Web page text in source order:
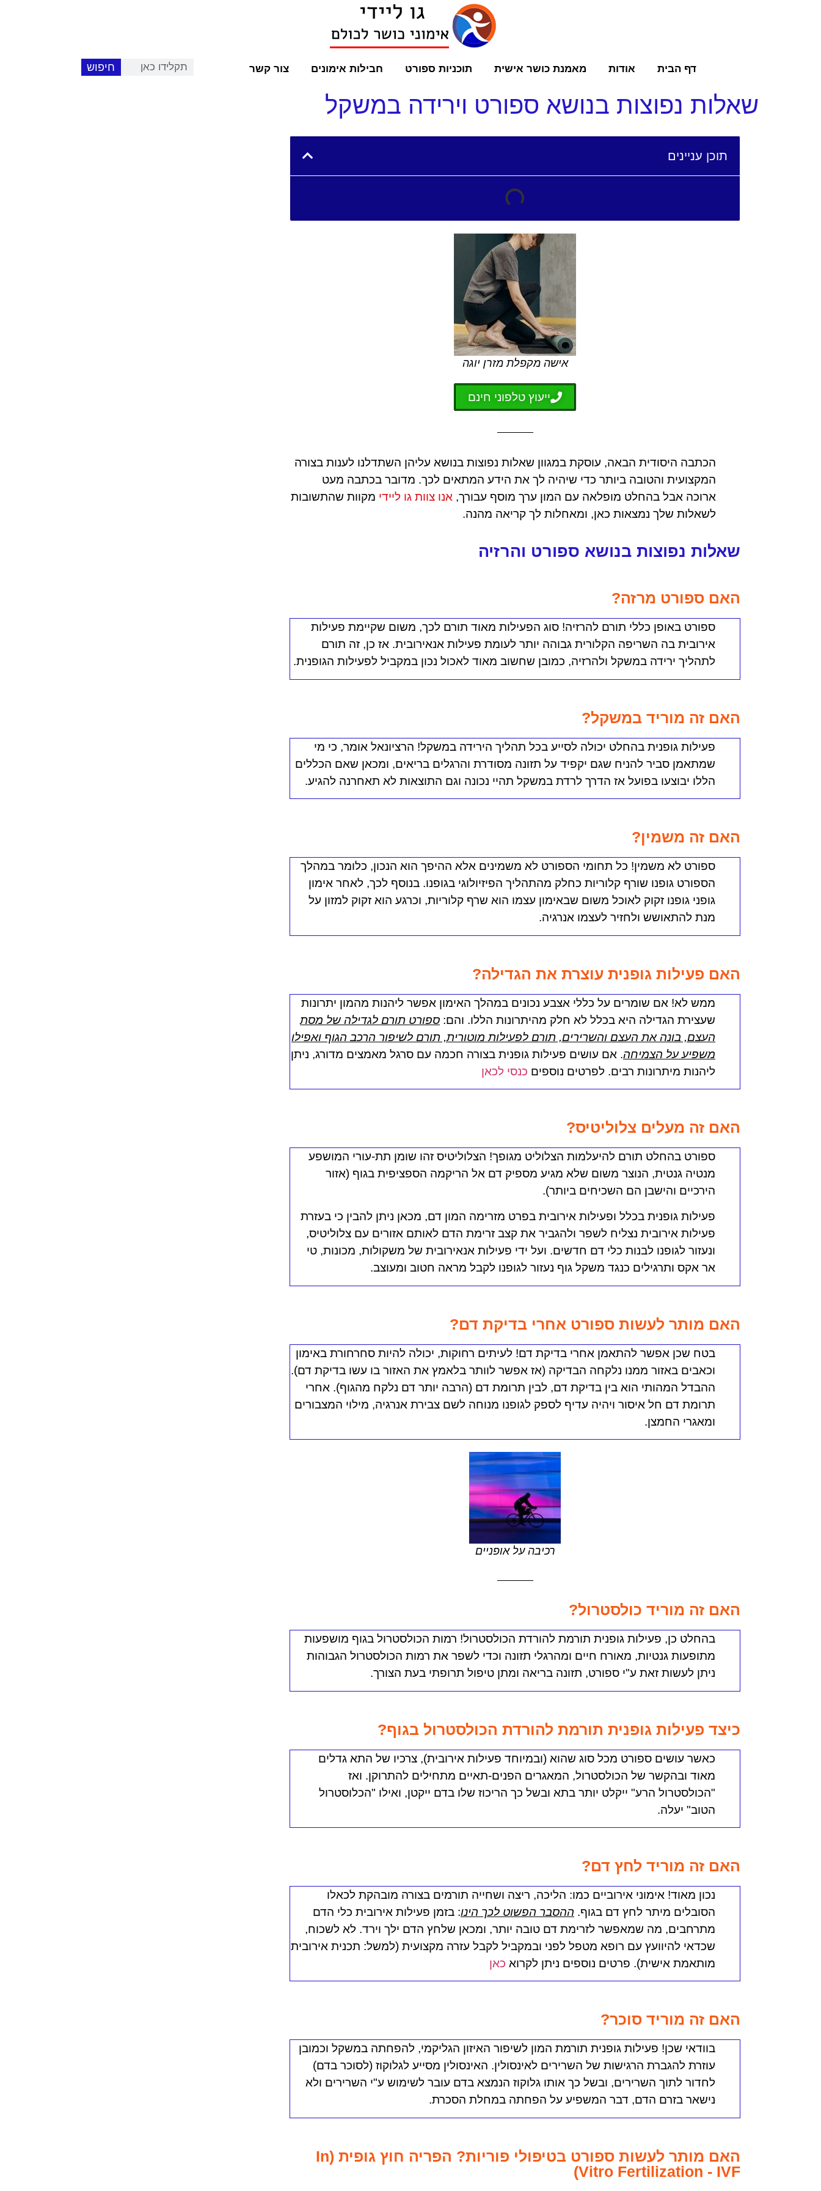
דף הבית אודות מאמנת כושר אישית תוכניות ספורט חבילות אימונים צור קשר חיפוש
שאלות נפוצות בנושא ספורט וירידה במשקל
תוכן עניינים
אישה מקפלת מזרן יוגה
ייעוץ טלפוני חינם
הכתבה היסודית הבאה, עוסקת במגוון שאלות נפוצות בנושא עליהן השתדלנו לענות בצורה
המקצועית והטובה ביותר כדי שיהיה לך את הידע המתאים לכך. מדובר בכתבה מעט
ארוכה אבל בהחלט מופלאה עם המון ערך מוסף עבורך, אנו צוות גו ליידי מקוות שהתשובות
לשאלות שלך נמצאות כאן, ומאחלות לך קריאה מהנה.
שאלות נפוצות בנושא ספורט והרזיה
האם ספורט מרזה?
ספורט באופן כללי תורם להרזיה! סוג הפעילות מאוד תורם לכך, משום שקיימת פעילות
אירובית בה השריפה הקלורית גבוהה יותר לעומת פעילות אנאירובית. אז כן, זה תורם
לתהליך ירידה במשקל ולהרזיה, כמובן שחשוב מאוד לאכול נכון במקביל לפעילות הגופנית.
האם זה מוריד במשקל?
פעילות גופנית בהחלט יכולה לסייע בכל תהליך הירידה במשקל! הרציונאל אומר, כי מי
שמתאמן סביר להניח שגם יקפיד על תזונה מסודרת והרגלים בריאים, ומכאן שאם הכללים
הללו יבוצעו בפועל אז הדרך לרדת במשקל תהיי נכונה וגם התוצאות לא תאחרנה להגיע.
האם זה משמין?
ספורט לא משמין! כל תחומי הספורט לא משמינים אלא ההיפך הוא הנכון, כלומר במהלך
הספורט גופנו שורף קלוריות כחלק מהתהליך הפיזיולוגי בגופנו. בנוסף לכך, לאחר אימון
גופני גופנו זקוק לאוכל משום שבאימון עצמו הוא שרף קלוריות, וכרגע הוא זקוק למזון על
מנת להתאושש ולחזיר לעצמו אנרגיה.
האם פעילות גופנית עוצרת את הגדילה?
ממש לא! אם שומרים על כללי אצבע נכונים במהלך האימון אפשר ליהנות מהמון יתרונות
שעצירת הגדילה היא בכלל לא חלק מהיתרונות הללו. והם: ספורט תורם לגדילה של מסת
העצם, בונה את העצם והשרירים, תורם לפעילות מוטורית, תורם לשיפור הרכב הגוף ואפילו
משפיע על הצמיחה. אם עושים פעילות גופנית בצורה חכמה עם סרגל מאמצים מדורג, ניתן
ליהנות מיתרונות רבים. לפרטים נוספים כנסי לכאן
האם זה מעלים צלוליטיס?
ספורט בהחלט תורם להיעלמות הצלוליט מגופך! הצלוליטיס זהו שומן תת-עורי המושפע
מנטיה גנטית, הנוצר משום שלא מגיע מספיק דם אל הריקמה הספציפית בגוף (אזור
הירכיים והישבן הם השכיחים ביותר).
פעילות גופנית בכלל ופעילות אירובית בפרט מזרימה המון דם, מכאן ניתן להבין כי בעזרת
פעילות אירובית נצליח לשפר ולהגביר את קצב זרימת הדם לאותם אזורים עם צלוליטיס,
ונעזור לגופנו לבנות כלי דם חדשים. ועל ידי פעילות אנאירובית של משקולות, מכונות, טי
אר אקס ותרגילים כנגד משקל גוף נעזור לגופנו לקבל מראה חטוב ומעוצב.
האם מותר לעשות ספורט אחרי בדיקת דם?
בטח שכן אפשר להתאמן אחרי בדיקת דם! לעיתים רחוקות, יכולה להיות סחרחורת באימון
וכאבים באזור ממנו נלקחה הבדיקה (אז אפשר לוותר בלאמץ את האזור בו עשו בדיקת דם).
ההבדל המהותי הוא בין בדיקת דם, לבין תרומת דם (הרבה יותר דם נלקח מהגוף). אחרי
תרומת דם חל איסור ויהיה עדיף לספק לגופנו מנוחה לשם צבירת אנרגיה, מילוי המצבורים
ומאגרי החמצן.
רכיבה על אופניים
האם זה מוריד כולסטרול?
בהחלט כן, פעילות גופנית תורמת להורדת הכולסטרול! רמות הכולסטרול בגוף מושפעות
מתופעות גנטיות, מאורח חיים ומהרגלי תזונה וכדי לשפר את רמות הכולסטרול הגבוהות
ניתן לעשות זאת ע"י ספורט, תזונה בריאה ומתן טיפול תרופתי בעת הצורך.
כיצד פעילות גופנית תורמת להורדת הכולסטרול בגוף?
כאשר עושים ספורט מכל סוג שהוא (ובמיוחד פעילות אירובית), צרכיו של התא גדלים
מאוד ובהקשר של הכולסטרול, המאגרים הפנים-תאיים מתחילים להתרוקן. ואז
"הכולסטרול הרע" ייקלט יותר בתא ובשל כך הריכוז שלו בדם ייקטן, ואילו "הכלוסטרול
הטוב" יעלה.
האם זה מוריד לחץ דם?
נכון מאוד! אימוני אירוביים כמו: הליכה, ריצה ושחייה תורמים בצורה מובהקת לכאלו
הסובלים מיתר לחץ דם בגוף. ההסבר הפשוט לכך הינו: בזמן פעילות אירובית כלי הדם
מתרחבים, מה שמאפשר לזרימת דם טובה יותר, ומכאן שלחץ הדם ילך וירד. לא לשכוח,
שכדאי להיוועץ עם רופא מטפל לפני ובמקביל לקבל עזרה מקצועית (למשל: תכנית אירובית
מותאמת אישית). פרטים נוספים ניתן לקרוא כאן
האם זה מוריד סוכר?
בוודאי שכן! פעילות גופנית תורמת המון לשיפור האיזון הגליקמי, להפחתה במשקל וכמובן
עוזרת להגברת הרגישות של השרירים לאינסולין. האינסולין מסייע לגלוקוז (לסוכר בדם)
לחדור לתוך השרירים, ובשל כך אותו גלוקוז הנמצא בדם עובר לשימוש ע"י השרירים ולא
נישאר בזרם הדם, דבר המשפיע על הפחתה במחלת הסכרת.
האם מותר לעשות ספורט בטיפולי פוריות? הפריה חוץ גופית (In
Vitro Fertilization - IVF)